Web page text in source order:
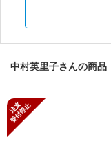
中村英里子さんの商品